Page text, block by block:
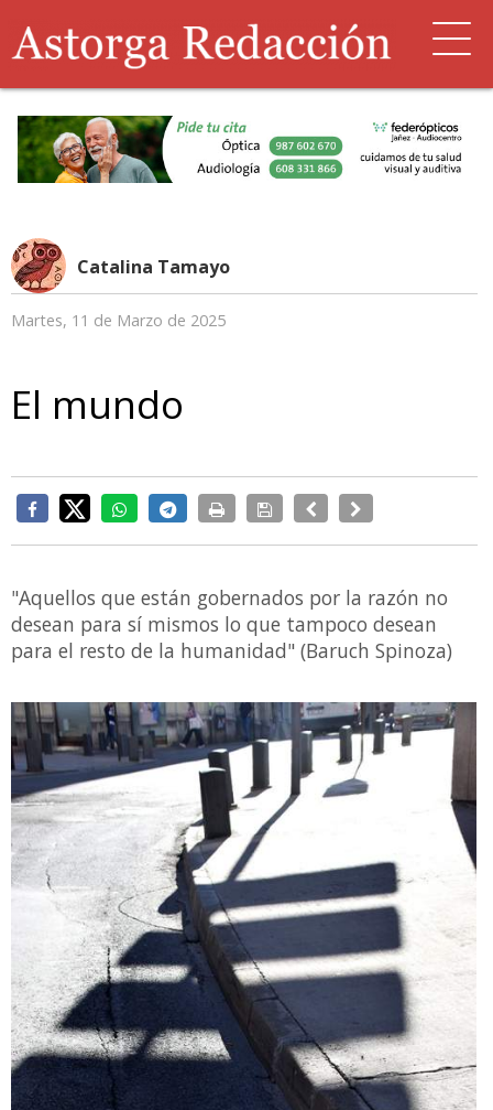
Catalina Tamayo
Martes, 11 de Marzo de 2025
El mundo
"Aquellos que están gobernados por la razón no
desean para sí mismos lo que tampoco desean
para el resto de la humanidad" (Baruch Spinoza)